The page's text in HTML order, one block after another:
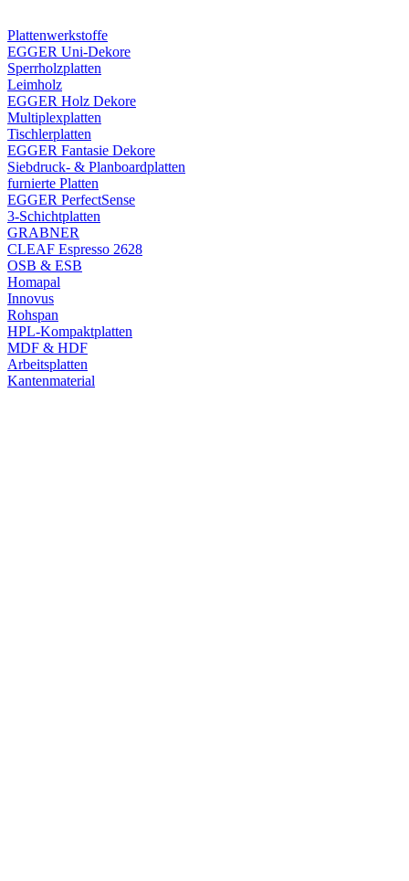
Plattenwerkstoffe
EGGER Uni-Dekore
Sperrholzplatten
Leimholz
EGGER Holz Dekore
Multiplexplatten
Tischlerplatten
EGGER Fantasie Dekore
Siebdruck- & Planboardplatten
furnierte Platten
EGGER PerfectSense
3-Schichtplatten
GRABNER
CLEAF Espresso 2628
OSB & ESB
Homapal
Innovus
Rohspan
HPL-Kompaktplatten
MDF & HDF
Arbeitsplatten
Kantenmaterial